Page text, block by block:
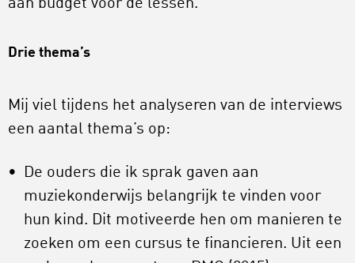
aan budget voor de lessen.
Drie thema’s
Mij viel tijdens het analyseren van de interviews
een aantal thema’s op:
De ouders die ik sprak gaven aan
muziekonderwijs belangrijk te vinden voor
hun kind. Dit motiveerde hen om manieren te
zoeken om een cursus te financieren. Uit een